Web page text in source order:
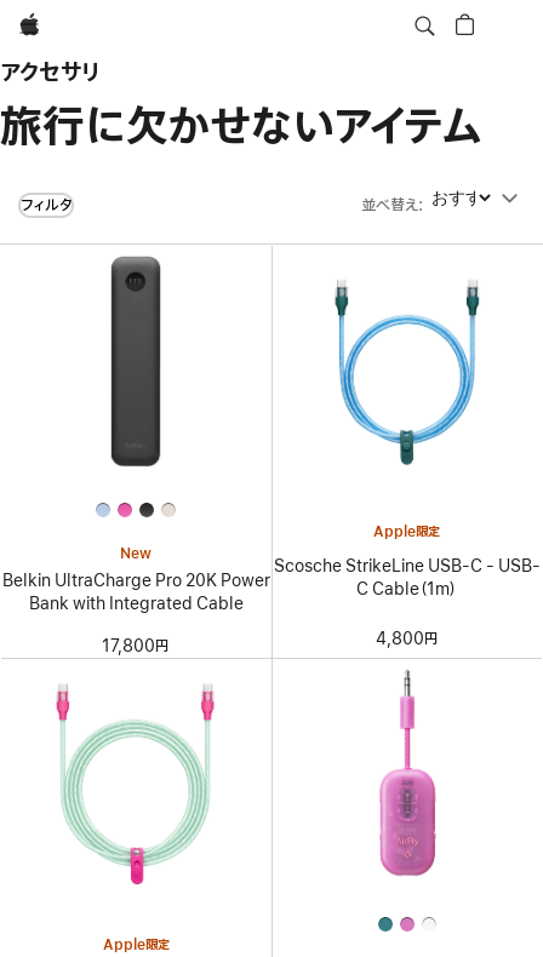
Apple
アクセサリ
旅行に欠かせないアイテム
フィルタ 並べ替え: 並べ替え
New
Belkin UltraCharge Pro 20K Power
Bank with Integrated Cable
17,800円
Apple限定
Scosche StrikeLine USB-C - USB-
C Cable（1m）
4,800円
Apple限定